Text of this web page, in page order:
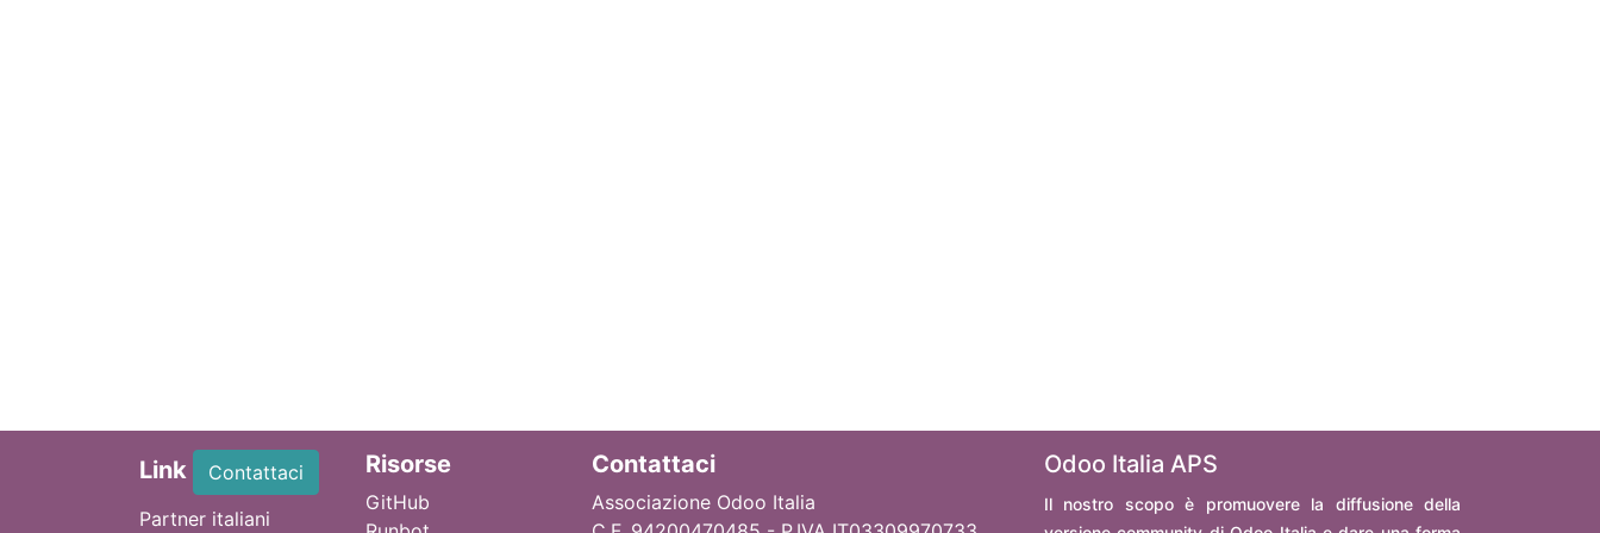
Link
Contattaci
Partner italiani
Risorse
GitHub
Contattaci
Associazione Odoo Italia
Odoo Italia APS
Il nostro scopo è promuovere la diffusione della